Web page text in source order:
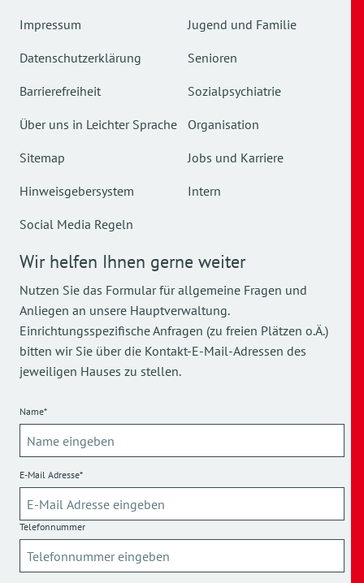
Impressum
Datenschutzerklärung
Barrierefreiheit
Über uns in Leichter Sprache
Sitemap
Hinweisgebersystem
Social Media Regeln
Jugend und Familie
Senioren
Sozialpsychiatrie
Organisation
Jobs und Karriere
Intern
Wir helfen Ihnen gerne weiter
Nutzen Sie das Formular für allgemeine Fragen und
Anliegen an unsere Hauptverwaltung.
Einrichtungsspezifische Anfragen (zu freien Plätzen o.Ä.)
bitten wir Sie über die Kontakt-E-Mail-Adressen des
jeweiligen Hauses zu stellen.
Name*
E-Mail Adresse*
Telefonnummer